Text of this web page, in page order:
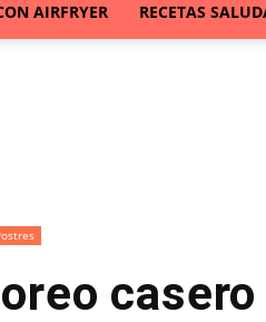
AIRFRYER RECETAS
casero